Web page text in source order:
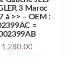
3 Maroc
à >> – OEM :
=
1,280.00